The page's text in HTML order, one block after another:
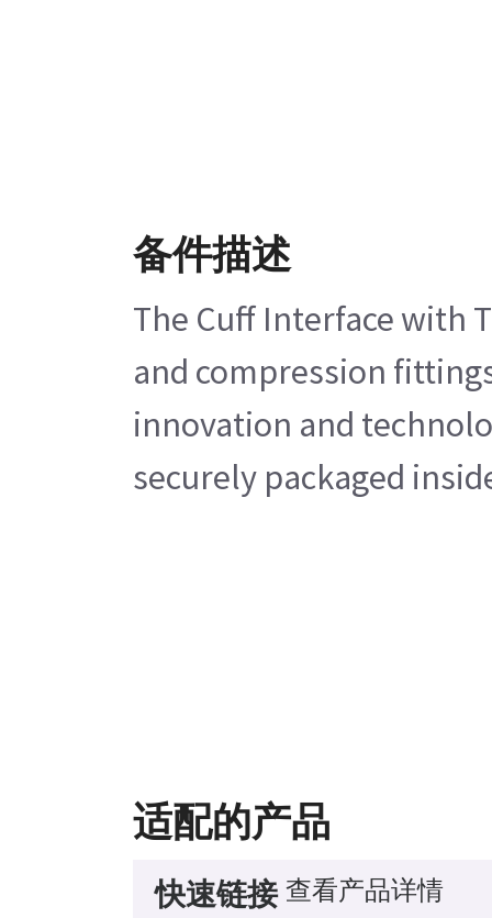
备件描述
The Cuff Interface with
and compression
innovation and
securely packaged
适配的产品
快速链接 查看产品详情